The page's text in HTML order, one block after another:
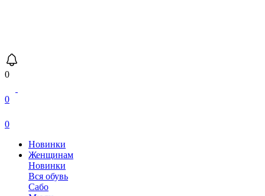
0
0
0
Новинки
Женщинам
Новинки
Вся обувь
Сабо